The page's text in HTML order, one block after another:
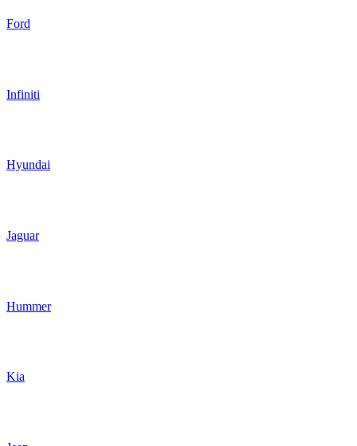
Ford
Infiniti
Hyundai
Jaguar
Hummer
Kia